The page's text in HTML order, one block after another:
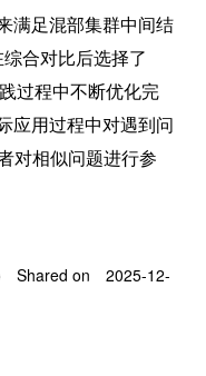
满足混部集群中间结
合对比后选择了
过程中不断优化完
应用过程中对遇到问
对相似问题进行参
Shared on
2025-12-